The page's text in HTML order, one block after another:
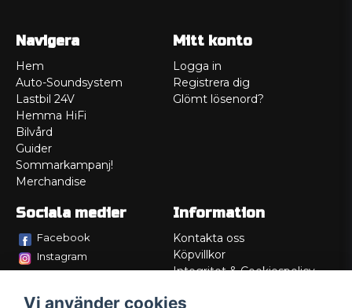
Navigera
Hem
Auto-Soundsystem
Lastbil 24V
Hemma HiFi
Bilvård
Guider
Sommarkampanj!
Merchandise
Mitt konto
Logga in
Registrera dig
Glömt lösenord?
Sociala medier
Facebook
Instagram
Information
Kontakta oss
Köpvillkor
Integritet & Cookiespolicy
Service/Garanti
Vi använder cookies